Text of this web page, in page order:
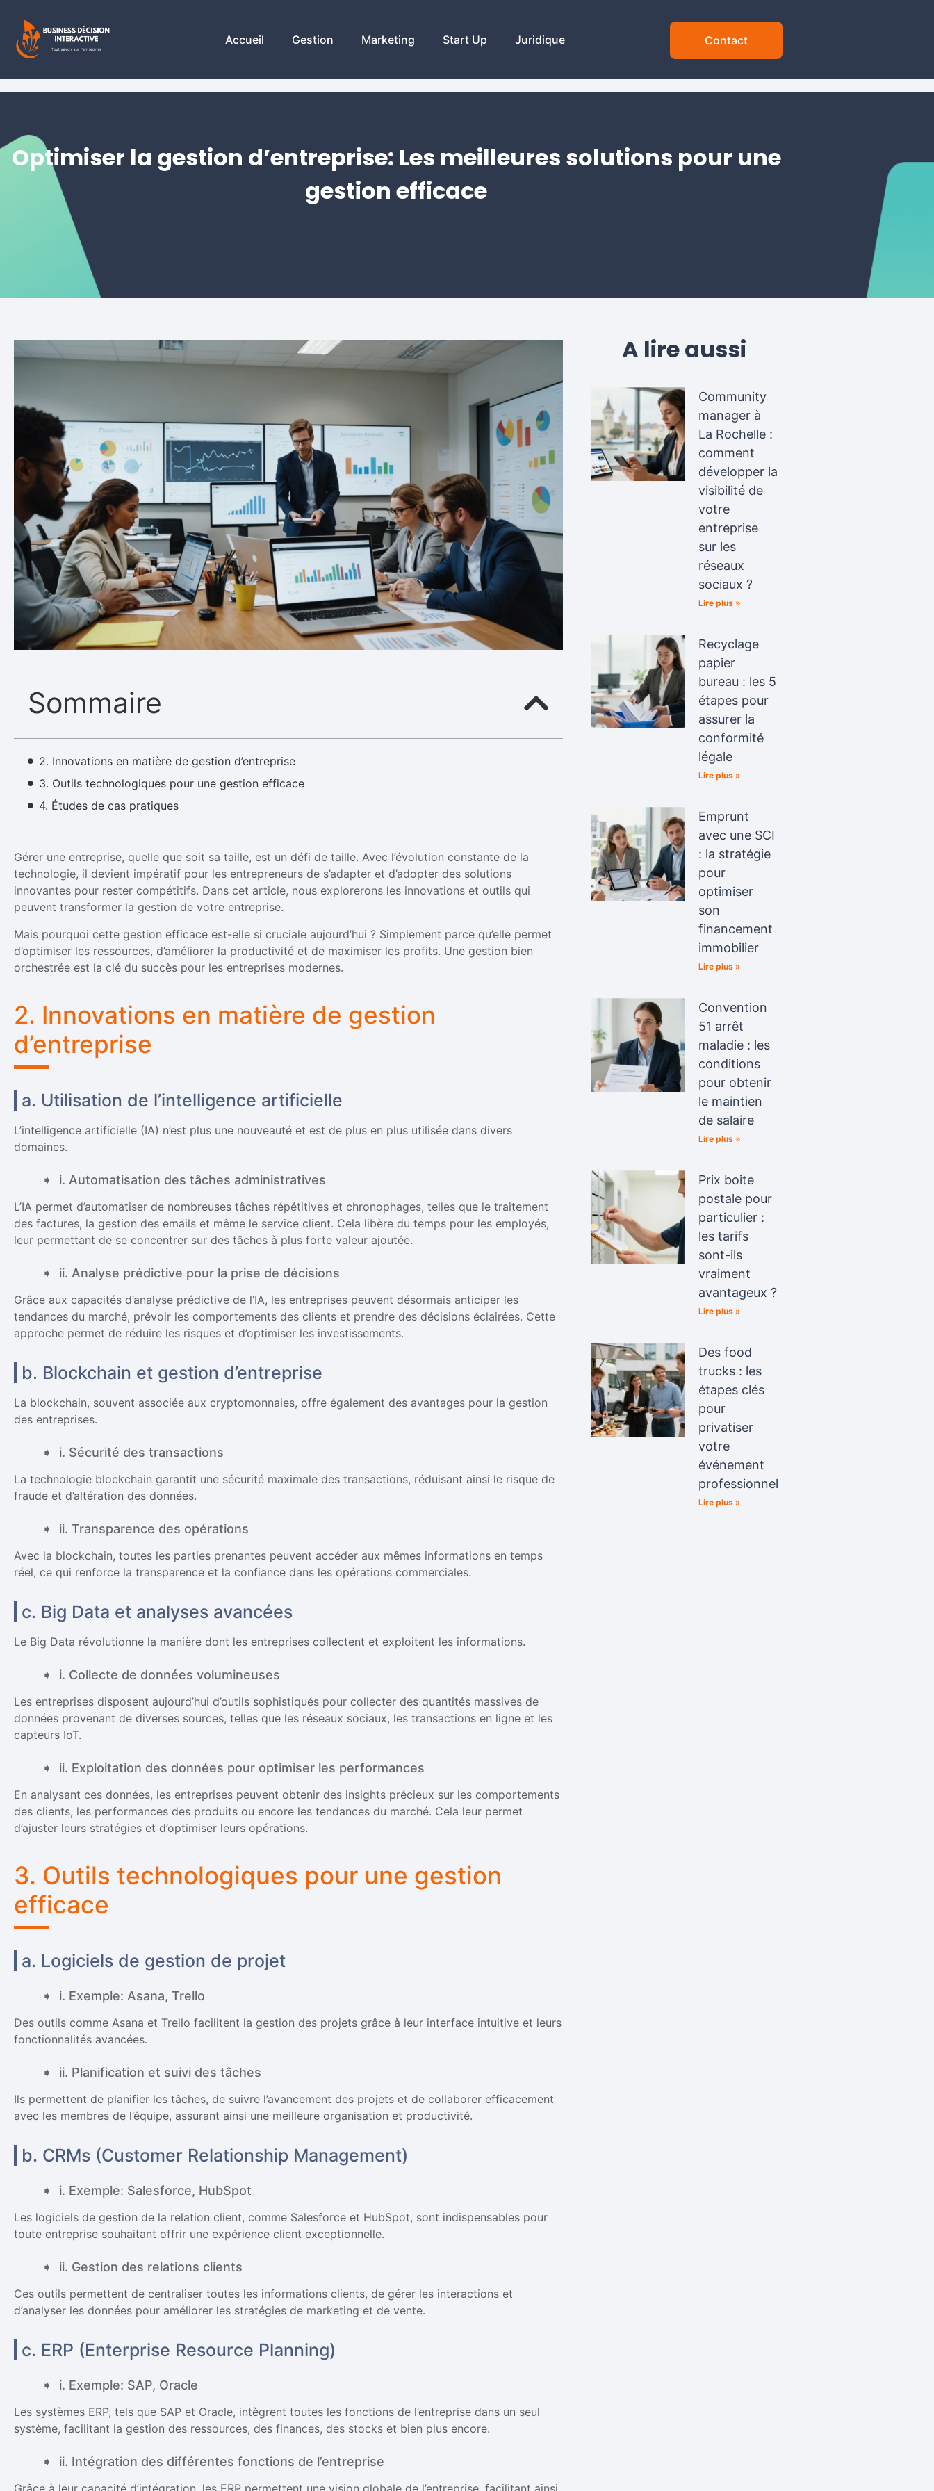
Accueil Gestion Marketing Start Up Juridique Contact
Optimiser la gestion d’entreprise: Les meilleures solutions pour une
gestion efficace
Sommaire
2. Innovations en matière de gestion d’entreprise
3. Outils technologiques pour une gestion efficace
4. Études de cas pratiques
Gérer une entreprise, quelle que soit sa taille, est un défi de taille. Avec l’évolution constante de la
technologie, il devient impératif pour les entrepreneurs de s’adapter et d’adopter des solutions
innovantes pour rester compétitifs. Dans cet article, nous explorerons les innovations et outils qui
peuvent transformer la gestion de votre entreprise.
Mais pourquoi cette gestion efficace est-elle si cruciale aujourd’hui ? Simplement parce qu’elle permet
d’optimiser les ressources, d’améliorer la productivité et de maximiser les profits. Une gestion bien
orchestrée est la clé du succès pour les entreprises modernes.
2. Innovations en matière de gestion
d’entreprise
a. Utilisation de l’intelligence artificielle
L’intelligence artificielle (IA) n’est plus une nouveauté et est de plus en plus utilisée dans divers
domaines.
i. Automatisation des tâches administratives
L’IA permet d’automatiser de nombreuses tâches répétitives et chronophages, telles que le traitement
des factures, la gestion des emails et même le service client. Cela libère du temps pour les employés,
leur permettant de se concentrer sur des tâches à plus forte valeur ajoutée.
ii. Analyse prédictive pour la prise de décisions
Grâce aux capacités d’analyse prédictive de l’IA, les entreprises peuvent désormais anticiper les
tendances du marché, prévoir les comportements des clients et prendre des décisions éclairées. Cette
approche permet de réduire les risques et d’optimiser les investissements.
b. Blockchain et gestion d’entreprise
La blockchain, souvent associée aux cryptomonnaies, offre également des avantages pour la gestion
des entreprises.
i. Sécurité des transactions
La technologie blockchain garantit une sécurité maximale des transactions, réduisant ainsi le risque de
fraude et d’altération des données.
ii. Transparence des opérations
Avec la blockchain, toutes les parties prenantes peuvent accéder aux mêmes informations en temps
réel, ce qui renforce la transparence et la confiance dans les opérations commerciales.
c. Big Data et analyses avancées
Le Big Data révolutionne la manière dont les entreprises collectent et exploitent les informations.
i. Collecte de données volumineuses
Les entreprises disposent aujourd’hui d’outils sophistiqués pour collecter des quantités massives de
données provenant de diverses sources, telles que les réseaux sociaux, les transactions en ligne et les
capteurs IoT.
ii. Exploitation des données pour optimiser les performances
En analysant ces données, les entreprises peuvent obtenir des insights précieux sur les comportements
des clients, les performances des produits ou encore les tendances du marché. Cela leur permet
d’ajuster leurs stratégies et d’optimiser leurs opérations.
3. Outils technologiques pour une gestion
efficace
a. Logiciels de gestion de projet
i. Exemple: Asana, Trello
Des outils comme Asana et Trello facilitent la gestion des projets grâce à leur interface intuitive et leurs
fonctionnalités avancées.
ii. Planification et suivi des tâches
Ils permettent de planifier les tâches, de suivre l’avancement des projets et de collaborer efficacement
avec les membres de l’équipe, assurant ainsi une meilleure organisation et productivité.
b. CRMs (Customer Relationship Management)
i. Exemple: Salesforce, HubSpot
Les logiciels de gestion de la relation client, comme Salesforce et HubSpot, sont indispensables pour
toute entreprise souhaitant offrir une expérience client exceptionnelle.
ii. Gestion des relations clients
Ces outils permettent de centraliser toutes les informations clients, de gérer les interactions et
d’analyser les données pour améliorer les stratégies de marketing et de vente.
c. ERP (Enterprise Resource Planning)
i. Exemple: SAP, Oracle
Les systèmes ERP, tels que SAP et Oracle, intègrent toutes les fonctions de l’entreprise dans un seul
système, facilitant la gestion des ressources, des finances, des stocks et bien plus encore.
ii. Intégration des différentes fonctions de l’entreprise
A lire aussi
Community
manager à
La Rochelle :
comment
développer la
visibilité de
votre
entreprise
sur les
réseaux
sociaux ?
Lire plus »
Recyclage
papier
bureau : les 5
étapes pour
assurer la
conformité
légale
Lire plus »
Emprunt
avec une SCI
: la stratégie
pour
optimiser
son
financement
immobilier
Lire plus »
Convention
51 arrêt
maladie : les
conditions
pour obtenir
le maintien
de salaire
Lire plus »
Prix boite
postale pour
particulier :
les tarifs
sont-ils
vraiment
avantageux ?
Lire plus »
Des food
trucks : les
étapes clés
pour
privatiser
votre
événement
professionnel
Lire plus »